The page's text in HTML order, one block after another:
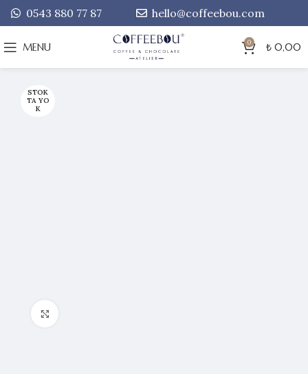
0543 880 77 87 hello@coffeebou.com
MENU 0 ₺ 0,00
STOK
TA YO
K